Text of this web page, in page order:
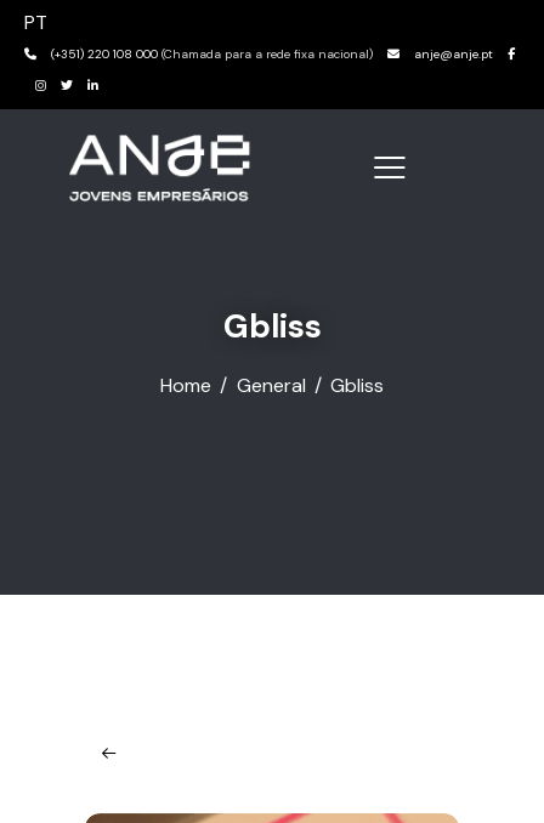
PT
(+351) 220 108 000 (Chamada para a rede fixa nacional) anje@anje.pt
Gbliss
Home General Gbliss